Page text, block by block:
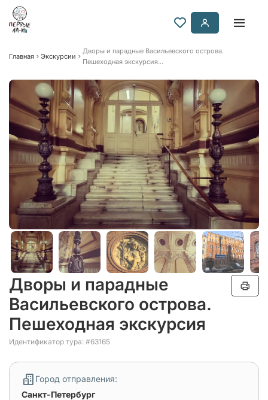
Главная Экскурсии
Дворы и парадные Васильевского острова.
Пешеходная экскурсия...
Дворы и парадные
Васильевского острова.
Пешеходная экскурсия
Идентификатор тура: #63165
Город отправления:
Санкт-Петербург